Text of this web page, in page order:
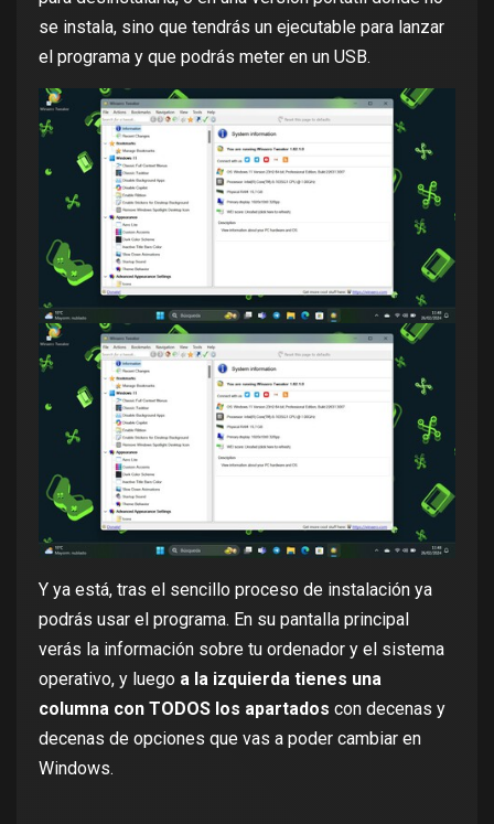
se instala, sino que tendrás un ejecutable para lanzar
el programa y que podrás meter en un USB.
Y ya está, tras el sencillo proceso de instalación ya
podrás usar el programa. En su pantalla principal
verás la información sobre tu ordenador y el sistema
operativo, y luego a la izquierda tienes una
columna con TODOS los apartados con decenas y
decenas de opciones que vas a poder cambiar en
Windows.